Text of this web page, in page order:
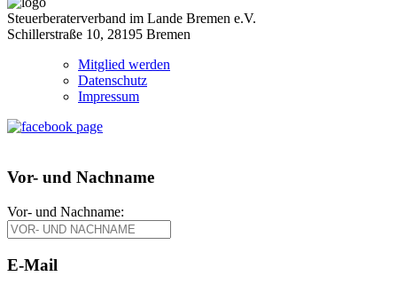
Steuerberaterverband im Lande Bremen e.V.
Schillerstraße 10, 28195 Bremen
Mitglied werden
Datenschutz
Impressum
Vor- und Nachname
Vor- und Nachname:
E-Mail